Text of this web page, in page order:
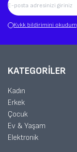
Kvkk bildirimini
KATEGORILER
Kadın
Erkek
Çocuk
Ev & Yaşam
Elektronik